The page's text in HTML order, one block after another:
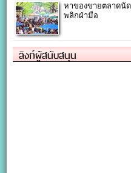
หาของขายตลาดนั
พลิกฝ่ามือ
ลิงก์ผู้สนับสนุน